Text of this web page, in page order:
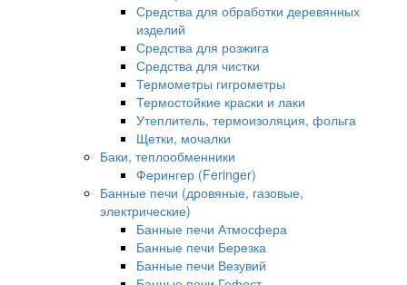
Средства для обработки деревянных
изделий
Средства для розжига
Средства для чистки
Термометры гигрометры
Термостойкие краски и лаки
Утеплитель, термоизоляция, фольга
Щетки, мочалки
Баки, теплообменники
Ферингер (Feringer)
Банные печи (дровяные, газовые,
электрические)
Банные печи Атмосфера
Банные печи Березка
Банные печи Везувий